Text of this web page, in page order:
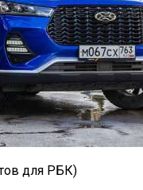
для РБК)